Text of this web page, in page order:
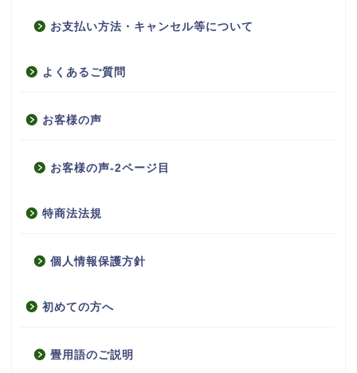
お支払い方法・キャンセル等について
よくあるご質問
お客様の声
お客様の声-2ページ目
特商法法規
個人情報保護方針
初めての方へ
畳用語のご説明